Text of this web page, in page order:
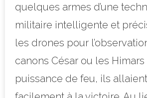
quelques armes d’une
militaire intelligente et
les drones pour
canons César ou les
puissance de feu, ils